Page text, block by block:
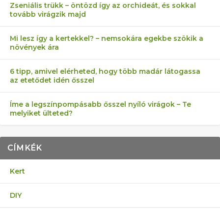
Zseniális trükk – öntözd így az orchideát, és sokkal
tovább virágzik majd
Mi lesz így a kertekkel? – nemsokára egekbe szökik a
növények ára
6 tipp, amivel elérheted, hogy több madár látogassa
az etetődet idén ősszel
Íme a legszínpompásabb ősszel nyíló virágok – Te
melyiket ülteted?
CÍMKÉK
Kert
DIY